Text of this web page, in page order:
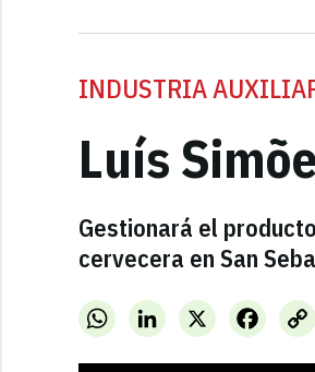
INDUSTRIA
Luís
Gestionará el
cervecera en San
WhatsAppLinkedInX